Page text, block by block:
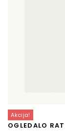
Akcija!
OGLEDALO